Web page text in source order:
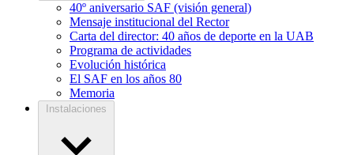
40º aniversario SAF (visión general)
Mensaje institucional del Rector
Carta del director: 40 años de deporte en la UAB
Programa de actividades
Evolución histórica
El SAF en los años 80
Memoria
Instalaciones